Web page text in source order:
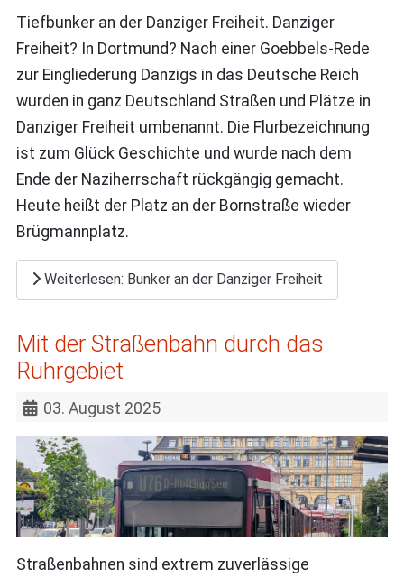
Tiefbunker an der Danziger Freiheit. Danziger
Freiheit? In Dortmund? Nach einer Goebbels-Rede
zur Eingliederung Danzigs in das Deutsche Reich
wurden in ganz Deutschland Straßen und Plätze in
Danziger Freiheit umbenannt. Die Flurbezeichnung
ist zum Glück Geschichte und wurde nach dem
Ende der Naziherrschaft rückgängig gemacht.
Heute heißt der Platz an der Bornstraße wieder
Brügmannplatz.
Weiterlesen: Bunker an der Danziger Freiheit
Mit der Straßenbahn durch das
Ruhrgebiet
03. August 2025
Straßenbahnen sind extrem zuverlässige